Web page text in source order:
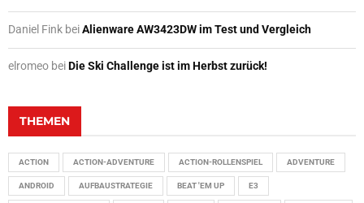
Daniel Fink beiAlienware AW3423DW im Test und Vergleich
elromeo beiDie Ski Challenge ist im Herbst zurück!
THEMEN
ACTION ACTION-ADVENTURE ACTION-ROLLENSPIEL ADVENTURE
ANDROID AUFBAUSTRATEGIE BEAT 'EM UP E3